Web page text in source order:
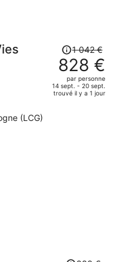
Le
prix
était
de
1
1 042 €
828 €
par personne
14 sept. - 20 sept.
trouvé il y a 1 jour
(LCG)